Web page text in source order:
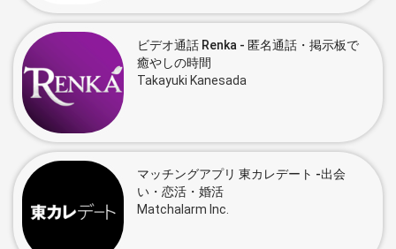
ビデオ通話 Renka - 匿名通話・掲示板で
癒やしの時間
Takayuki Kanesada
マッチングアプリ 東カレデート -出会
い・恋活・婚活
Matchalarm Inc.